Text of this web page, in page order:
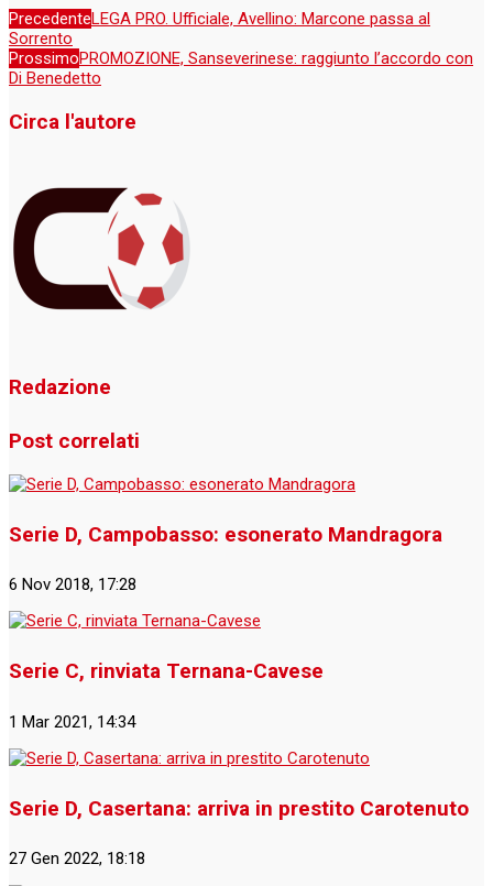
PrecedenteLEGA PRO. Ufficiale, Avellino: Marcone passa al
Sorrento
ProssimoPROMOZIONE, Sanseverinese: raggiunto l’accordo con
Di Benedetto
Circa l'autore
Redazione
Post correlati
Serie D, Campobasso: esonerato Mandragora
6 Nov 2018, 17:28
Serie C, rinviata Ternana-Cavese
1 Mar 2021, 14:34
Serie D, Casertana: arriva in prestito Carotenuto
27 Gen 2022, 18:18